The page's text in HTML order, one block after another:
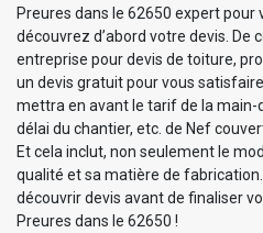
Preures dans le 62650 expert pour
découvrez d’abord votre devis. De
entreprise pour devis de toiture,
un devis gratuit pour vous
mettra en avant le tarif de la main-
délai du chantier, etc. de Nef
Et cela inclut, non seulement le
qualité et sa matière de fabrication.
découvrir devis avant de finaliser
Preures dans le 62650 !